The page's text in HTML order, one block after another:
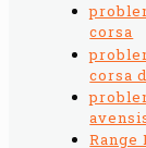
corsa
corsa d
Range